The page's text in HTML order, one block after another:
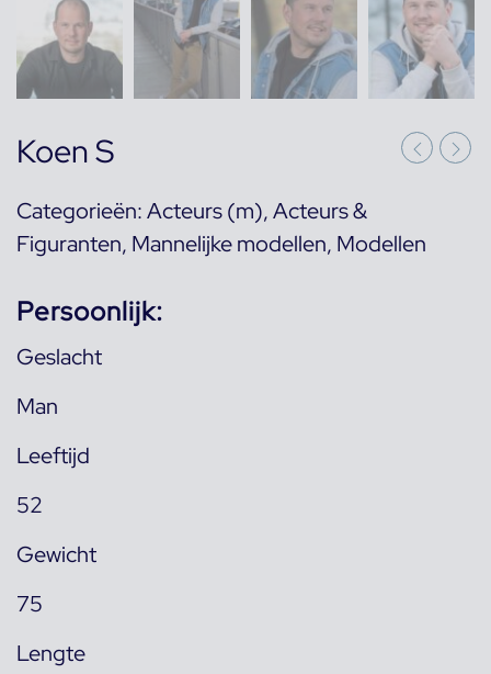
Koen S
Categorieën:Acteurs (m),Acteurs &
Figuranten, Mannelijke modellen, Modellen
Persoonlijk:
Geslacht
Man
Leeftijd
52
Gewicht
75
Lengte